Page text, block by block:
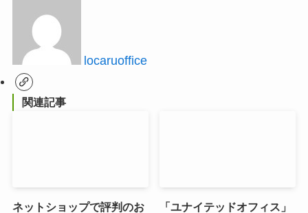
locaruoffice
関連記事
ネットショップで評判のお
「ユナイテッドオフィス」